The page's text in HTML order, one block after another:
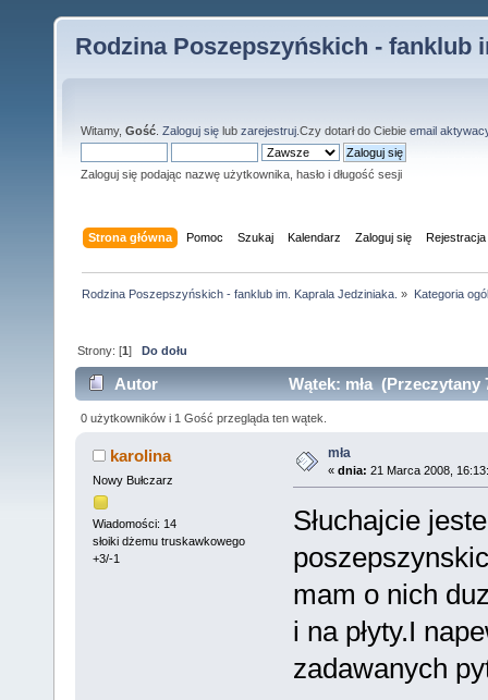
Rodzina Poszepszyńskich - fanklub
Witamy, Gość Zaloguj się lub zarejestruj .Czy dotarł do Ciebie email
Zaloguj się podając nazwę użytkownika, hasło i długość sesji
Strona główna Pomoc Szukaj Kalendarz Zaloguj się Rejestracja
Rodzina Poszepszyńskich - fanklub im. Kaprala Jedziniaka. » Kategoria
Strony: [1]Do dołu
Autor Wątek: mła (Przeczytany
0 użytkowników i 1 Gość przegląda ten wątek.
karolina
Nowy Bułczarz
Wiadomości: 14
słoiki dżemu truskawkowego
+3/-1
mła
« dnia: 21 Marca 2008,
Słuchajcie
mam o nich
i na płyty.I
zadawanych